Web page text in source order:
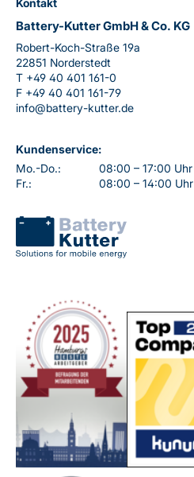
Battery-Kutter GmbH & Co. KG
Robert-Koch-Straße 19a
22851 Norderstedt
T +49 40 401 161-0
F +49 40 401 161-79
info@battery-kutter.de
Kundenservice:
Mo.-Do.:
08:00 – 17:00 Uhr
Fr.:
08:00 – 14:00 Uhr